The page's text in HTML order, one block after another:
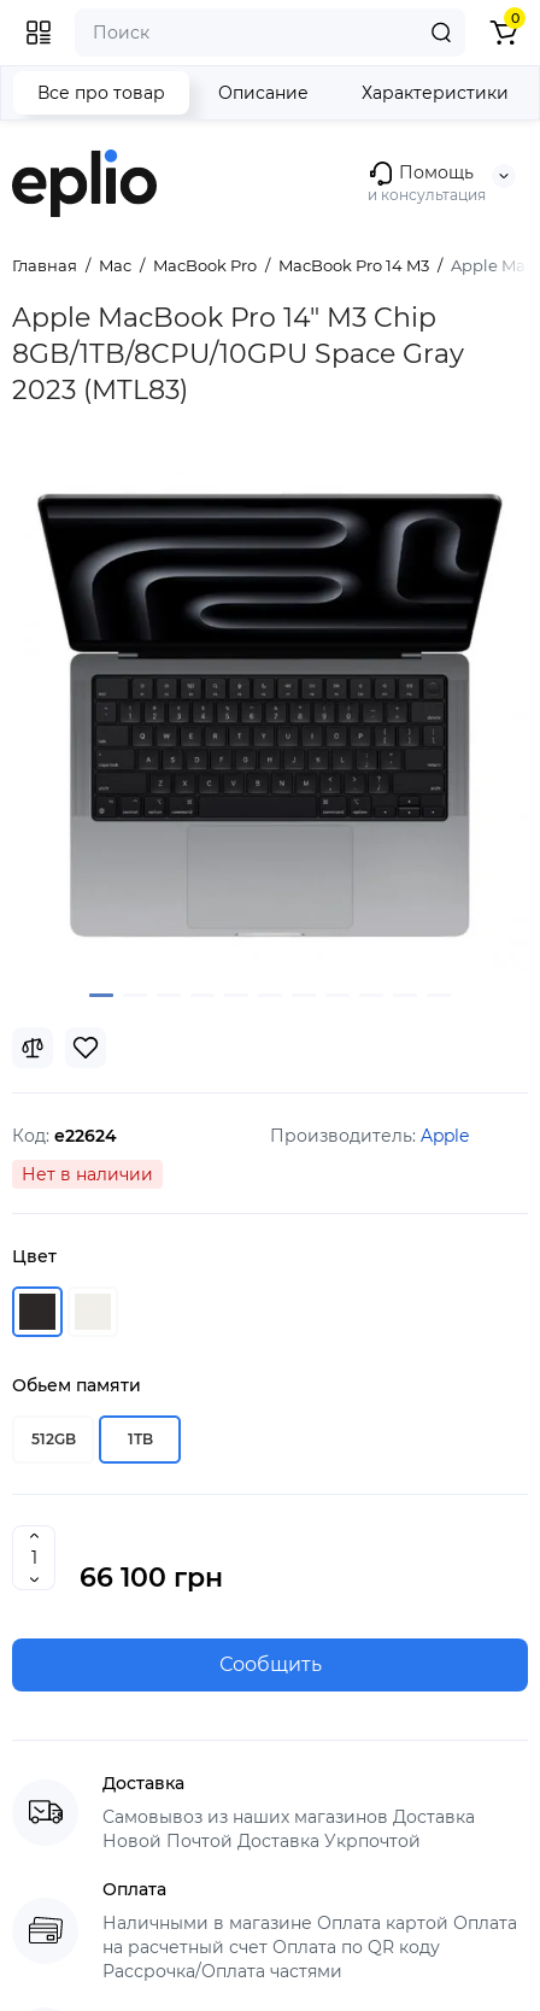
Помощь
и консультация
0
Главная Mac MacBook Pro MacBook Pro 14 M3 Apple
Apple MacBook Pro 14" M3 Chip
8GB/1TB/8CPU/10GPU Space Gray
2023 (MTL83)
Все про товар Описание Характеристики
Код: e22624 Производитель: Apple
Нет в наличии
Цвет
Обьем памяти
512GB 1TB
66 100 грн
Сообщить
Доставка
Самовывоз из наших магазинов Доставка
Новой Почтой Доставка Укрпочтой
Оплата
Наличными в магазине Оплата картой Оплата
на расчетный счет Оплата по QR коду
Рассрочка/Оплата частями